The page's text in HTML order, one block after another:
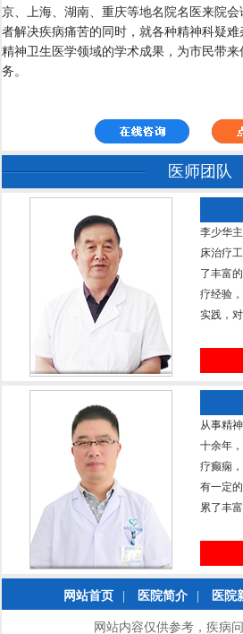
京、上海、湖南、重庆等地名院名医来院
者解决疾病痛苦的同时，就各种精神科疑
精神卫生医学领域的学术成果，为市民带
务。
医师团队
李少华
床治疗
了丰富
疗经验
实践，
从事精
十余年
疗癫痫
有一定
累了丰
网站首页 医院简介 医院
网站内容仅供参考，疾病